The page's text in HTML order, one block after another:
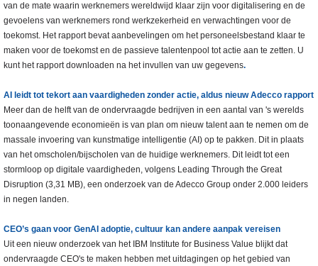
van de mate waarin werknemers wereldwijd klaar zijn voor digitalisering en de
gevoelens van werknemers rond werkzekerheid en verwachtingen voor de
toekomst. Het rapport bevat aanbevelingen om het personeelsbestand klaar te
maken voor de toekomst en de passieve talentenpool tot actie aan te zetten. U
kunt het rapport downloaden na het invullen van uw gegevens.
AI leidt tot tekort aan vaardigheden zonder actie, aldus nieuw Adecco rapport
Meer dan de helft van de ondervraagde bedrijven in een aantal van 's werelds
toonaangevende economieën is van plan om nieuw talent aan te nemen om de
massale invoering van kunstmatige intelligentie (AI) op te pakken. Dit in plaats
van het omscholen/bijscholen van de huidige werknemers. Dit leidt tot een
stormloop op digitale vaardigheden, volgens Leading Through the Great
Disruption (3,31 MB), een onderzoek van de Adecco Group onder 2.000 leiders
in negen landen.
CEO’s gaan voor GenAI adoptie, cultuur kan andere aanpak vereisen
Uit een nieuw onderzoek van het IBM Institute for Business Value blijkt dat
ondervraagde CEO's te maken hebben met uitdagingen op het gebied van